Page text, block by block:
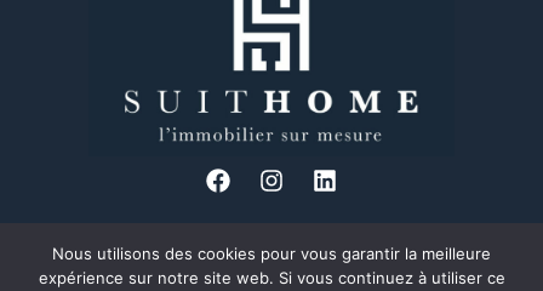
34 Bd des Brotteaux, 69006 Lyon
04 37 24 08 89
Nous utilisons des cookies pour vous garantir la meilleure
expérience sur notre site web. Si vous continuez à utiliser ce